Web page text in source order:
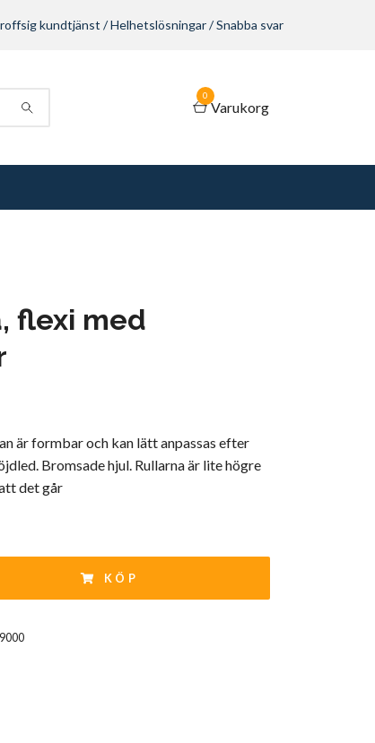
kundtjänst / Helhetslösningar / Snabba svar
0
Varukorg
flexi med
är formbar och kan lätt anpassas efter
Bromsade hjul. Rullarna är lite högre
det går
KÖP